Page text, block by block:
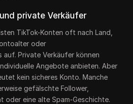
private Verkäufer
TikTok-Konten oft nach Land,
oder
auf. Private Verkäufer können
Angebote anbieten. Aber
kein sicheres Konto. Manche
gefälschte Follower,
oder eine alte Spam-Geschichte.